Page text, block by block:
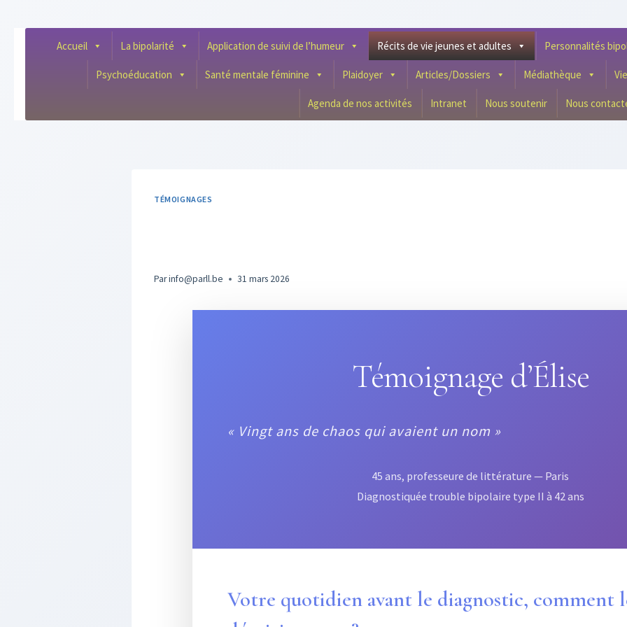
Accueil La bipolarité Application de suivi de l’humeur Récits de vie jeunes et adultes Personnalités
Psychoéducation Santé mentale féminine Plaidoyer Articles/Dossiers Médiathèque
Agenda de nos activités Intranet Nous soutenir Nous
TÉMOIGNAGES
Parinfo@parll.be 31 mars 2026
Témoignage d’Élise
« Vingt ans de chaos qui avaient un nom »
45 ans, professeure de littérature — Paris
Diagnostiquée trouble bipolaire type II à 42 ans
Votre quotidien avant le diagnostic, comment